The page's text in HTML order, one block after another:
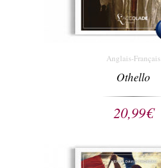
Anglais-Français
Othello
20,99€